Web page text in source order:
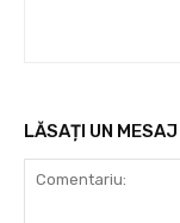
LĂSAȚI UN MESAJ